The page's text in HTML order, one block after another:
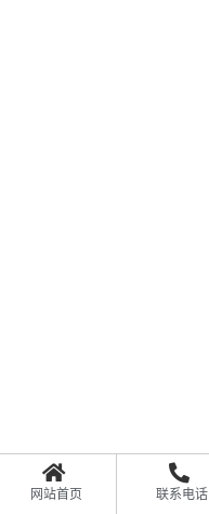
网站首页 联系电话